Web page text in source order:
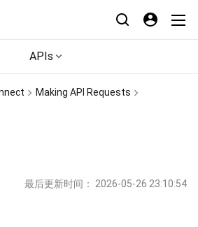
APIs
Making API Requests
最后更新时间： 2026-05-26 23:10:54